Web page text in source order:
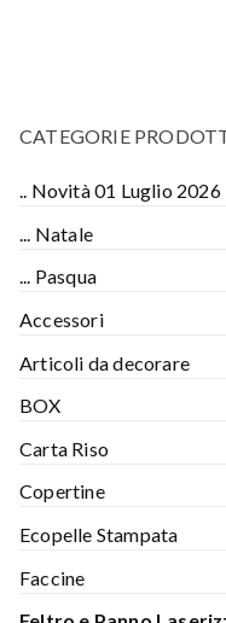
CATEGORIE
.. Novità 01 Luglio 2026
... Natale
... Pasqua
Accessori
Articoli da decorare
BOX
Carta Riso
Copertine
Ecopelle Stampata
Faccine